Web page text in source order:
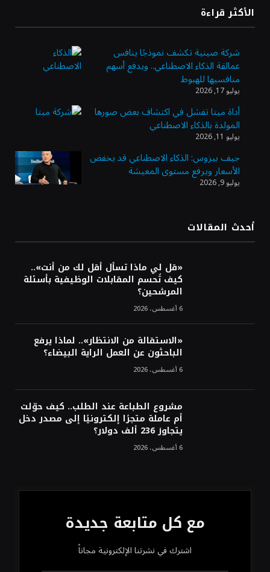
الذهب يسجل أعلى مستوى في أسبوعين بدعم
من تراجع الدولار
الدولار الأمريكي يتراجع قرب أدنى مستوياته
في ستة أسابيع وسط تفاؤل بشأن الشرق
الأوسط
أسعار النفط تواصل التراجع للجلسة الثالثة مع
ترقب تطورات الوساطة بشأن الحرب
مدعومًا بالبنوك والمواد الأساسية
الأكثر قراءة
شركة صينية تكشف نموذجًا ينافس
عمالقة الذكاء الاصطناعي.. ويدفع أسهم
منافسيها للهبوط
يوليو 17, 2026
أداة ميتا تفشل في اكتشاف بعض صورها
المولدة بالذكاء الاصطناعي
يوليو 11, 2026
جيف بيزوس: الذكاء الاصطناعي قد يخفض
الأسعار ويرفع مستوى المعيشة
يوليو 9, 2026
أحدث المقالات
«قل لي ماذا تسأل أقل لك من أنت»..
كيف تُحسم المقابلات الوظيفية بأسئلة
المرشحين؟
6 أغسطس، 2026
«الاستقالة من الانتظار».. لماذا يرفع
الباحثون عن العمل الراية البيضاء؟
6 أغسطس، 2026
مشروع الطباعة عند الطلب.. كيف حوّلت
أم عاملة متجرًا إلكترونيًا إلى مصدر دخل
يتجاوز 236 ألف دولار؟
6 أغسطس، 2026
مع كل متابعة جديدة
اشترك في نشرتنا الإلكترونية مجاناً